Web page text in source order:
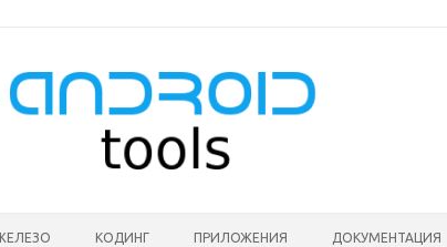
КОДИНГ ПРИЛОЖЕНИЯ ДОКУМЕНТАЦИЯ